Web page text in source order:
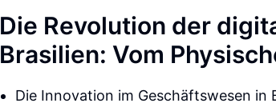
Die Revolution der
Brasilien: Vom
Die Innovation im Geschäftswesen in